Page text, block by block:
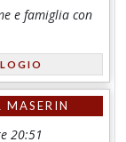
e famiglia con
MASERIN
20:51